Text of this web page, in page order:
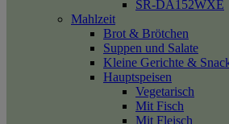
SR-DA152WXE
Mahlzeit
Brot & Brötchen
Suppen und Salate
Kleine Gerichte &
Hauptspeisen
Vegetarisch
Mit Fisch
Mit Fleisch